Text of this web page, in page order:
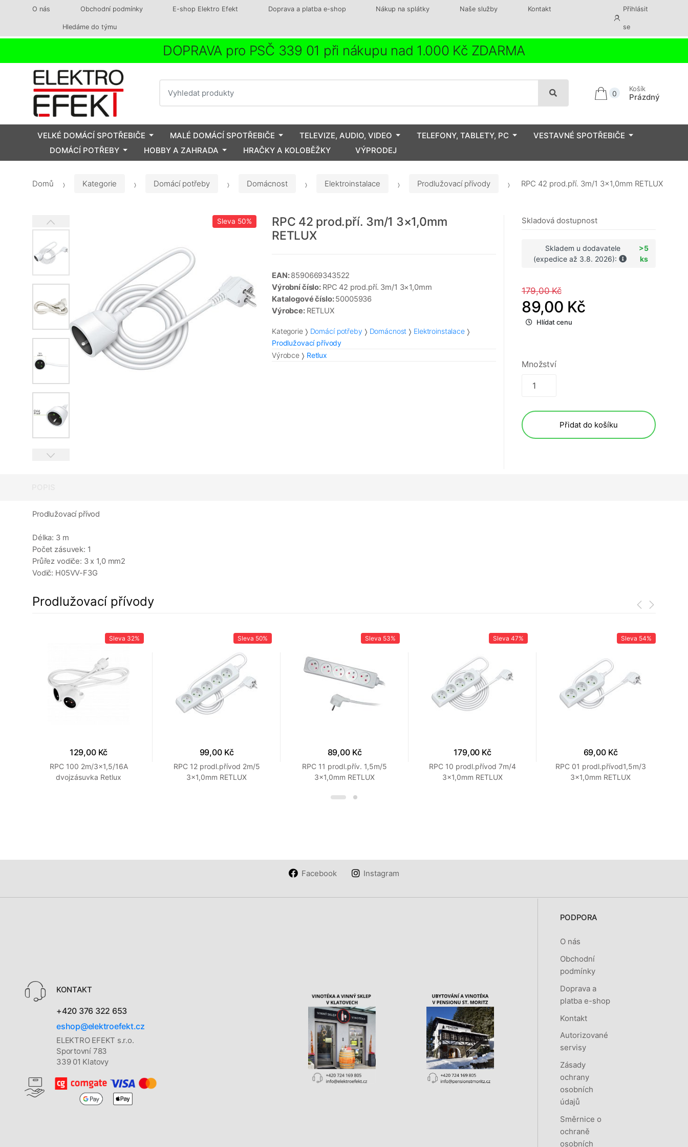
O nás Obchodní podmínky E-shop Elektro Efekt Doprava a platba e-shop Nákup na splátky Naše služby Kontakt
Hledáme do týmu
Přihlásit
se
DOPRAVA pro PSČ 339 01 při nákupu nad 1.000 Kč ZDARMA
0
Košík
Prázdný
VELKÉ DOMÁCÍ SPOTŘEBIČE MALÉ DOMÁCÍ SPOTŘEBIČE TELEVIZE, AUDIO, VIDEO TELEFONY, TABLETY, PC
VESTAVNÉ SPOTŘEBIČE
DOMÁCÍ POTŘEBY
HOBBY A ZAHRADA HRAČKY A KOLOBĚŽKY VÝPRODEJ
Domů Kategorie Domácí potřeby Domácnost Elektroinstalace Prodlužovací přívody RPC 42 prod.pří. 3m/1 3×1,0mm RETLUX
Sleva 50%
RPC 42 prod.pří. 3m/1 3×1,0mm
RETLUX
EAN:8590669343522
Výrobní číslo: RPC 42 prod.pří. 3m/1 3×1,0mm
Katalogové číslo:50005936
Výrobce: RETLUX
Kategorie Domácí potřeby Domácnost
Elektroinstalace
Prodlužovací přívody
Výrobce
Retlux
Skladová dostupnost
Skladem u dodavatele
(expedice až 3.8. 2026):
>5
ks
179,00 Kč
89,00 Kč
Hlídat cenu
Množství
Přidat do košíku
Prodlužovací přívod
Délka: 3 m
Počet zásuvek: 1
Průřez vodiče: 3 x 1,0 mm2
Vodič: H05VV-F3G
Prodlužovací přívody
Sleva 32%
129,00 Kč
RPC 100 2m/3x1,5/16A
dvojzásuvka Retlux
Sleva 50%
99,00 Kč
RPC 12 prodl.přívod 2m/5
3×1,0mm RETLUX
Sleva 53%
89,00 Kč
RPC 11 prodl.přív. 1,5m/5
3×1,0mm RETLUX
Sleva 47%
179,00 Kč
RPC 10 prodl.přívod 7m/4
3×1,0mm RETLUX
Sleva 54%
69,00 Kč
RPC 01 prodl.přívod1,5m/3
3×1,0mm RETLUX
Facebook Instagram
KONTAKT
+420 376 322 653
eshop@elektroefekt.cz
ELEKTRO EFEKT s.r.o.
Sportovní 783
339 01 Klatovy
PODPORA
O nás
Obchodní
podmínky
Doprava a
platba e-shop
Kontakt
Autorizované
servisy
Zásady
ochrany
osobních
údajů
Směrnice o
ochraně
osobních